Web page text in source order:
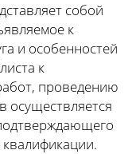
собой
к
и особенностей
к
проведению
осуществляется